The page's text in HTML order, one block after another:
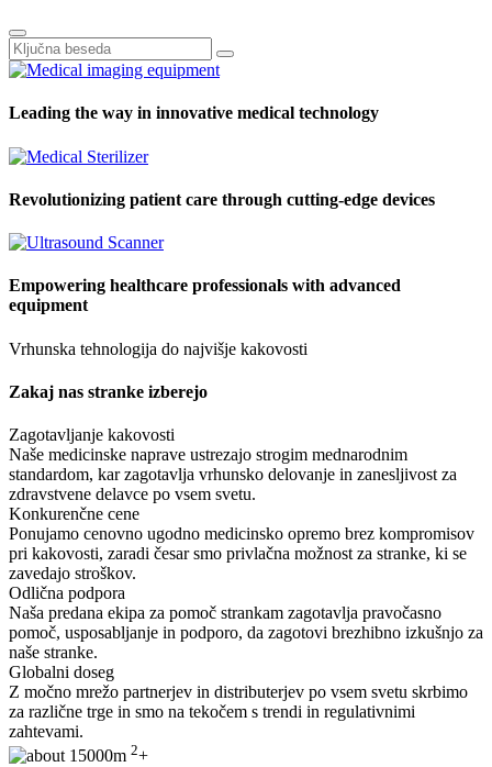
Leading the way in innovative medical technology
Revolutionizing patient care through cutting-edge devices
Empowering healthcare professionals with advanced
equipment
Vrhunska tehnologija do najvišje kakovosti
Zakaj nas stranke izberejo
Zagotavljanje kakovosti
Naše medicinske naprave ustrezajo strogim mednarodnim
standardom, kar zagotavlja vrhunsko delovanje in zanesljivost za
zdravstvene delavce po vsem svetu.
Konkurenčne cene
Ponujamo cenovno ugodno medicinsko opremo brez kompromisov
pri kakovosti, zaradi česar smo privlačna možnost za stranke, ki se
zavedajo stroškov.
Odlična podpora
Naša predana ekipa za pomoč strankam zagotavlja pravočasno
pomoč, usposabljanje in podporo, da zagotovi brezhibno izkušnjo za
naše stranke.
Globalni doseg
Z močno mrežo partnerjev in distributerjev po vsem svetu skrbimo
za različne trge in smo na tekočem s trendi in regulativnimi
zahtevami.
15000m 2+